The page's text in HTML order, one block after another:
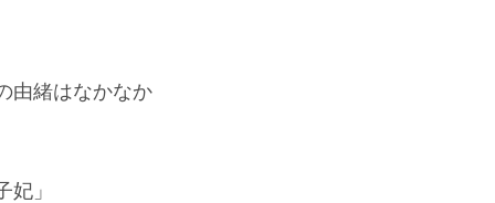
由緒はなかなか
」